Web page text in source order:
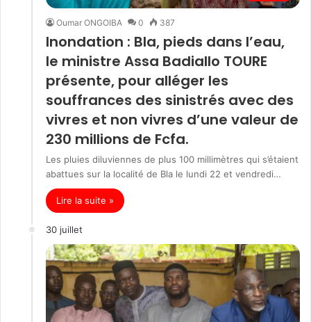
Oumar ONGOIBA 0 387
Inondation : Bla, pieds dans l’eau,
le ministre Assa Badiallo TOURE
présente, pour alléger les
souffrances des sinistrés avec des
vivres et non vivres d’une valeur de
230 millions de Fcfa.
Les pluies diluviennes de plus 100 millimètres qui s’étaient
abattues sur la localité de Bla le lundi 22 et vendredi…
Lire la suite »
30 juillet